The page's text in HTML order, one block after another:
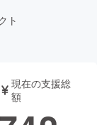
いプ
音楽
ゲーム・サ
ト
現在の支援総
額